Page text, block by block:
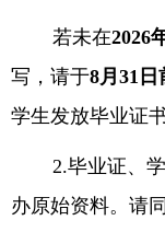
若未在2026
写，请于8月 31 日
学生发放毕业证书
2.毕业证、
办原始资料。请